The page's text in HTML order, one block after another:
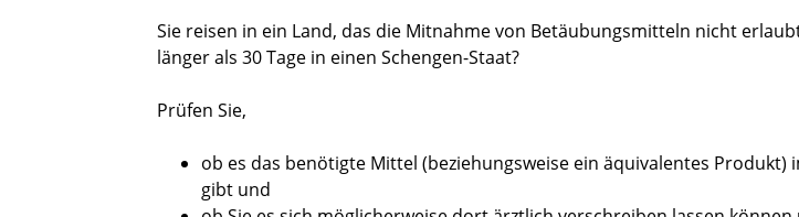
Sie reisen in ein Land, das die Mitnahme von Betäubungsmitteln nicht
länger als 30 Tage in einen Schengen-Staat?
Prüfen Sie,
ob es das benötigte Mittel (beziehungsweise ein äquivalentes Produkt)
gibt und